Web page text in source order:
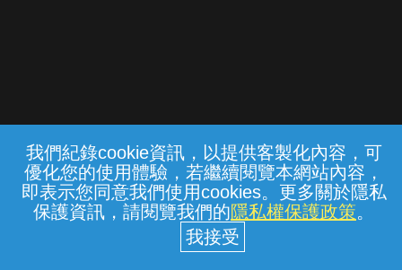
我們紀錄cookie資訊，以提供客製化內容，可
優化您的使用體驗，若繼續閱覽本網站內容，
即表示您同意我們使用cookies。更多關於隱私
保護資訊，請閱覽我們的隱私權保護政策。
常見問題 線上客服 服務條款 隱私權保護
中華電信股份有限公司個人家庭分公司
(統一編號：96979949) © 2026
{{notifyMsg}}